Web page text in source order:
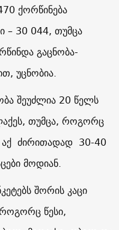
ქორწინება
– 30 044, თუმცა
გაცნობა-
უცნობია.
შეუძლია 20 წელს
თუმცა, როგორც
აქ ძირითადად 30-40
მოდიან.
შორის კაცი
წესი,